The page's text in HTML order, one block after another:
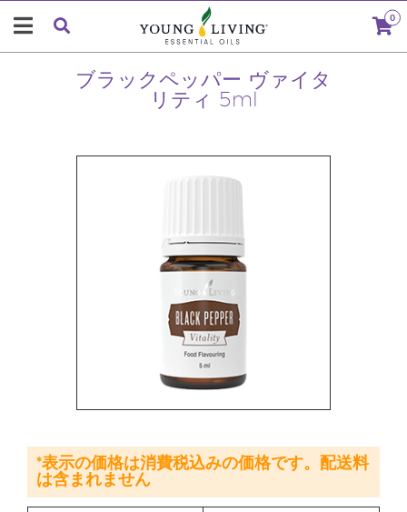
0
ブラックペッパー ヴァイタ
リティ 5ml
*表示の価格は消費税込みの価格です。配送料
は含まれません